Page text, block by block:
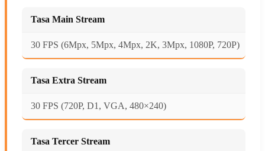
Tasa Main Stream
30 FPS (6Mpx, 5Mpx, 4Mpx, 2K, 3Mpx, 1080P, 720P)
Tasa Extra Stream
30 FPS (720P, D1, VGA, 480×240)
Tasa Tercer Stream